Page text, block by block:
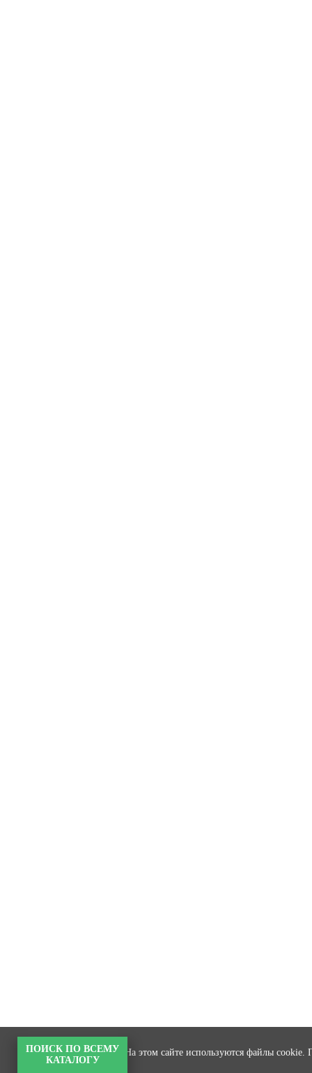
ПОИСК ПО ВСЕМУ
КАТАЛОГУ
На этом сайте используются файлы